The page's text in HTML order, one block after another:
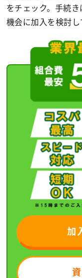
をチェック。手続き
機会に加入を検討し
加